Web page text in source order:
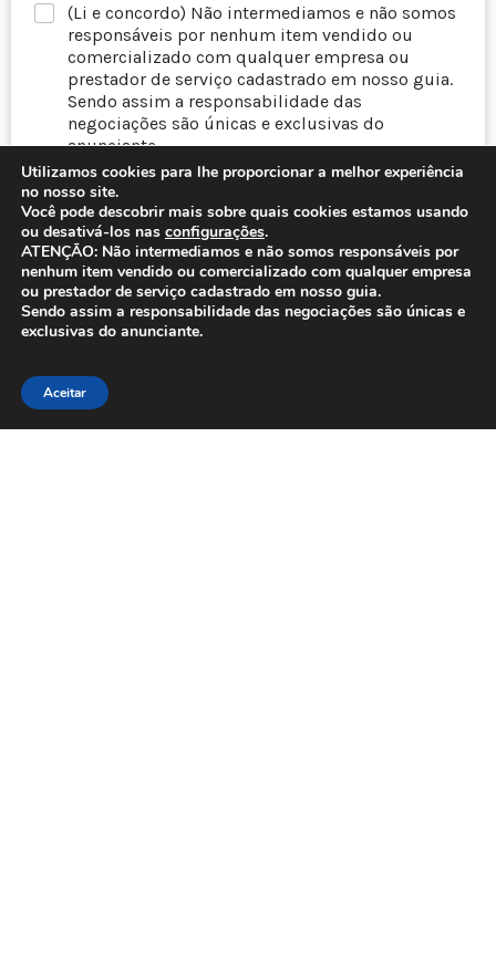
T
(Li e concordo) Não intermediamos e não somos
responsáveis por nenhum item vendido ou
comercializado com qualquer empresa ou
prestador de serviço cadastrado em nosso guia.
Sendo assim a responsabilidade das
negociações são únicas e exclusivas do
anunciante.
Enviar
Utilizamos cookies para lhe proporcionar a melhor experiência
no nosso site.
Você pode descobrir mais sobre quais cookies estamos usando
ou desativá-los nas configurações.
ATENÇÃO: Não intermediamos e não somos responsáveis por
nenhum item vendido ou comercializado com qualquer empresa
ou prestador de serviço cadastrado em nosso guia.
Sendo assim a responsabilidade das negociações são únicas e
exclusivas do anunciante.
Aceitar